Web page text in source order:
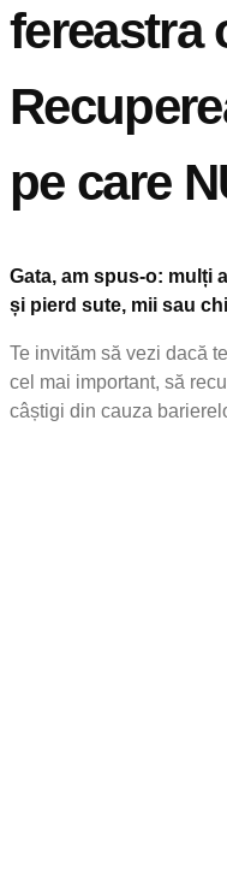
fereastra
pe care
Gata, am spus-o: mulți
și pierd sute, mii sau
Te invităm să vezi dacă
cel mai important, să
câștigi din cauza